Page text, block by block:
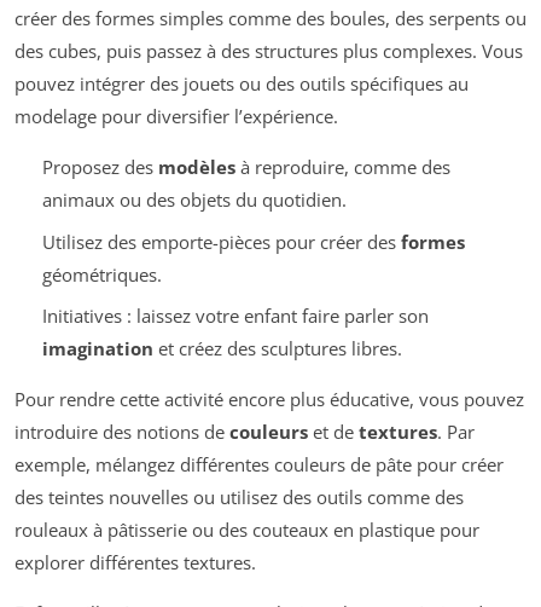
créer des formes simples comme des boules, des serpents ou
des cubes, puis passez à des structures plus complexes. Vous
pouvez intégrer des jouets ou des outils spécifiques au
modelage pour diversifier l’expérience.
Proposez des modèlesà reproduire, comme des
animaux ou des objets du quotidien.
Utilisez des emporte-pièces pour créer des formes
géométriques.
Initiatives : laissez votre enfant faire parler son
imagination et créez des sculptures libres.
Pour rendre cette activité encore plus éducative, vous pouvez
introduire des notions de couleurs et de textures. Par
exemple, mélangez différentes couleurs de pâte pour créer
des teintes nouvelles ou utilisez des outils comme des
rouleaux à pâtisserie ou des couteaux en plastique pour
explorer différentes textures.